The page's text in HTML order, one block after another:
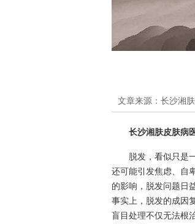
文章来源：长沙湘
长沙湘肤皮肤病
脱发，看似只是
还可能引发焦虑、自
的影响，脱发问题日
事实上，脱发的成因
盲目处理不仅无法根